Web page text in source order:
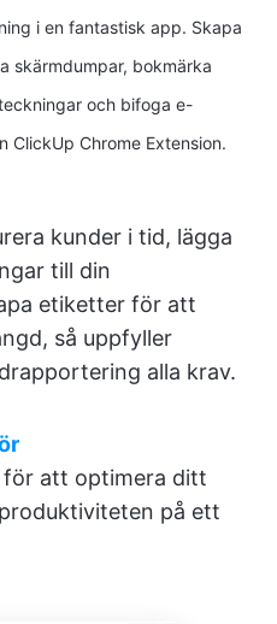
i en fantastisk app. Skapa
skärmdumpar, bokmärka
och bifoga e-
ClickUp Chrome Extension.
kunder i tid, lägga
till din
etiketter för att
så uppfyller
alla krav.
för att optimera ditt
på ett